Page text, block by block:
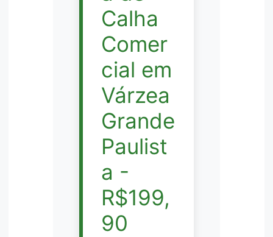
Calha
Comer
cial em
Várzea
Grande
Paulist
a -
R$199,
90